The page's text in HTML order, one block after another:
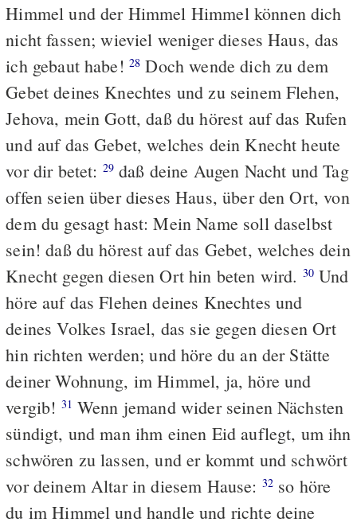
Himmel und der Himmel Himmel können dich
nicht fassen; wieviel weniger dieses Haus, das
ich gebaut habe! 28 Doch wende dich zu dem
Gebet deines Knechtes und zu seinem Flehen,
Jehova, mein Gott, daß du hörest auf das Rufen
und auf das Gebet, welches dein Knecht heute
vor dir betet: 29daß deine Augen Nacht und Tag
offen seien über dieses Haus, über den Ort, von
dem du gesagt hast: Mein Name soll daselbst
sein! daß du hörest auf das Gebet, welches dein
Knecht gegen diesen Ort hin beten wird. 30Und
höre auf das Flehen deines Knechtes und
deines Volkes Israel, das sie gegen diesen Ort
hin richten werden; und höre du an der Stätte
deiner Wohnung, im Himmel, ja, höre und
vergib! 31 Wenn jemand wider seinen Nächsten
sündigt, und man ihm einen Eid auflegt, um ihn
schwören zu lassen, und er kommt und schwört
vor deinem Altar in diesem Hause: 32 so höre
du im Himmel und handle und richte deine